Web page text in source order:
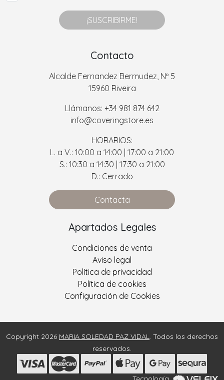
¡SUSCRIBIRME!
Contacto
Alcalde Fernandez Bermudez, Nº 5
15960 Riveira
Llámanos: +34 981 874 642
info@coveringstore.es
HORARIOS:
L. a V.: 10:00 a 14:00 | 17:00 a 21:00
S.: 10:30 a 14:30 | 17:30 a 21:00
D.: Cerrado
Contacta
Apartados Legales
Condiciones de venta
Aviso legal
Política de privacidad
Política de cookies
Configuración de Cookies
Copyright 2026 MARIA SOLEDAD PAZ VIDAL. Todos los derechos
reservados.